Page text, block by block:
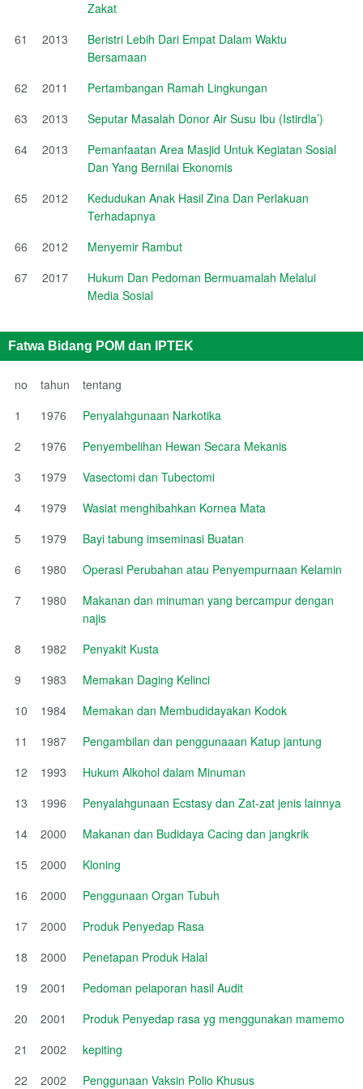
Zakat
61
2013
Beristri Lebih Dari Empat Dalam Waktu
Bersamaan
62
2011
Pertambangan Ramah Lingkungan
63
2013
Seputar Masalah Donor Air Susu Ibu (Istirdla’)
64
2013
Pemanfaatan Area Masjid Untuk Kegiatan Sosial
Dan Yang Bernilai Ekonomis
65
2012
Kedudukan Anak Hasil Zina Dan Perlakuan
Terhadapnya
66
2012
Menyemir Rambut
67
2017
Hukum Dan Pedoman Bermuamalah Melalui
Media Sosial
Fatwa Bidang POM dan IPTEK
no tahun
tentang
1
1976
Penyalahgunaan Narkotika
2
1976
Penyembelihan Hewan Secara Mekanis
3
1979
Vasectomi dan Tubectomi
4
1979
Wasiat menghibahkan Kornea Mata
5
1979
Bayi tabung imseminasi Buatan
6
1980
Operasi Perubahan atau Penyempurnaan Kelamin
7
1980
Makanan dan minuman yang bercampur dengan
najis
8
1982
Penyakit Kusta
9
1983
Memakan Daging Kelinci
10
1984
Memakan dan Membudidayakan Kodok
11
1987
Pengambilan dan penggunaaan Katup jantung
12
1993
Hukum Alkohol dalam Minuman
13
1996
Penyalahgunaan Ecstasy dan Zat-zat jenis lainnya
14
2000
Makanan dan Budidaya Cacing dan jangkrik
15
2000
Kloning
16
2000
Penggunaan Organ Tubuh
17
2000
Produk Penyedap Rasa
18
2000
Penetapan Produk Halal
19
2001
Pedoman pelaporan hasil Audit
20
2001
Produk Penyedap rasa yg menggunakan mamemo
21
2002
kepiting
22
2002
Penggunaan Vaksin Polio Khusus